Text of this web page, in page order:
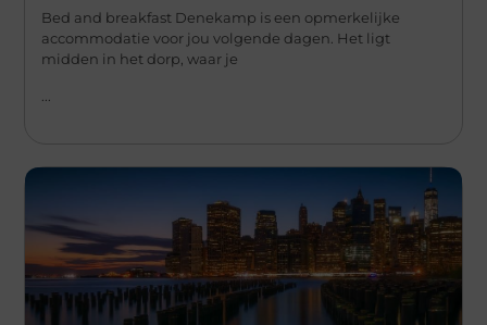
Bed and breakfast Denekamp is een opmerkelijke
accommodatie voor jou volgende dagen. Het ligt
midden in het dorp, waar je